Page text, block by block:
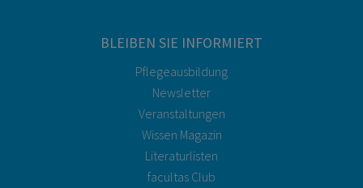
BLEIBEN SIE INFORMIERT
Pflegeausbildung
Newsletter
Veranstaltungen
Wissen Magazin
Literaturlisten
facultas Club